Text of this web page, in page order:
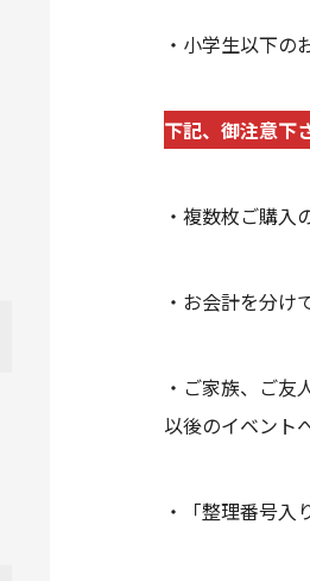
・小学生以下
下記、御注意下
・複数枚ご購入
・お会計を分け
・ご家族、ご友
以後のイベント
・「整理番号入